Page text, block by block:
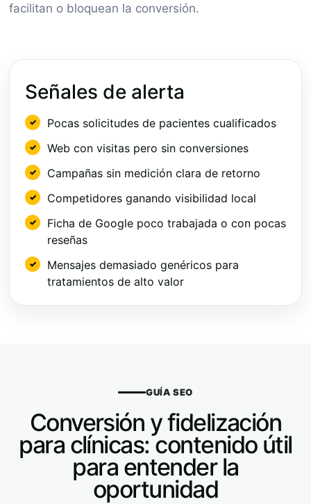
facilitan o bloquean la conversión.
Señales de alerta
Pocas solicitudes de pacientes cualificados
Web con visitas pero sin conversiones
Campañas sin medición clara de retorno
Competidores ganando visibilidad local
Ficha de Google poco trabajada o con pocas
reseñas
Mensajes demasiado genéricos para
tratamientos de alto valor
GUÍA SEO
Conversión y fidelización
para clínicas: contenido útil
para entender la
oportunidad